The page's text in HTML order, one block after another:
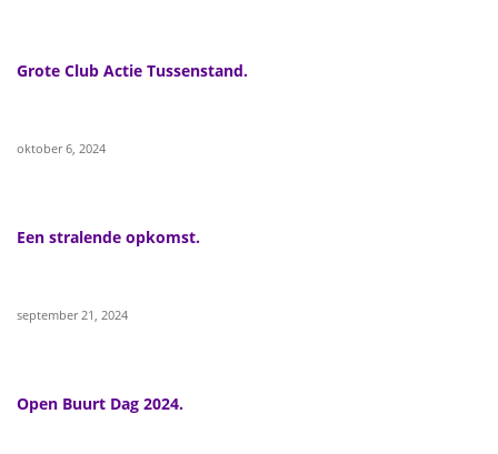
Grote Club Actie Tussenstand.
oktober 6, 2024
Een stralende opkomst.
september 21, 2024
Open Buurt Dag 2024.